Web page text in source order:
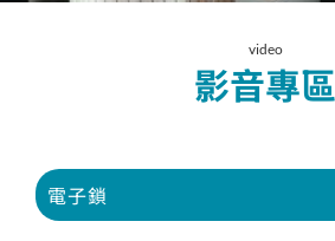
video
影音專區
電子鎖